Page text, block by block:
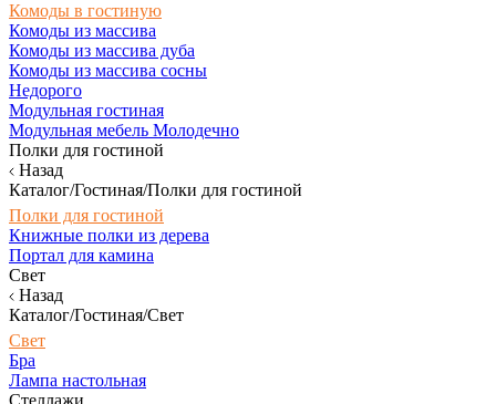
Комоды в гостиную
Комоды из массива
Комоды из массива дуба
Комоды из массива сосны
Недорого
Модульная гостиная
Модульная мебель Молодечно
Полки для гостиной
Назад
Каталог/Гостиная/Полки для гостиной
Полки для гостиной
Книжные полки из дерева
Портал для камина
Свет
Назад
Каталог/Гостиная/Свет
Свет
Бра
Лампа настольная
Стеллажи